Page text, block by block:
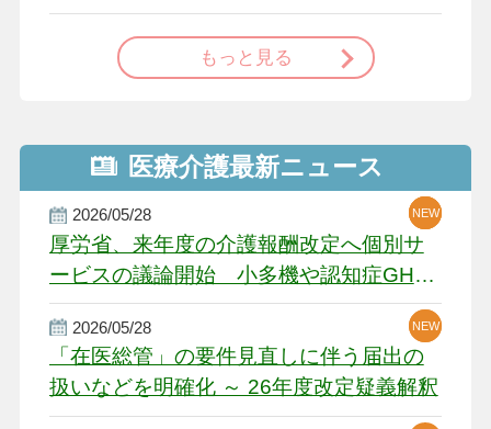
で
もっと見る
医療介護最新ニュース
2026/05/28
厚労省、来年度の介護報酬改定へ個別サ
ービスの議論開始 小多機や認知症GH、
厳しい経営環境に危機感
NEW
NEW
NEW
2026/05/28
「在医総管」の要件見直しに伴う届出の
扱いなどを明確化 ～ 26年度改定疑義解釈
NEW
NEW